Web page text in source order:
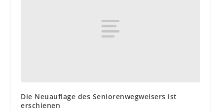
Die Neuauflage des Seniorenwegweisers ist
erschienen